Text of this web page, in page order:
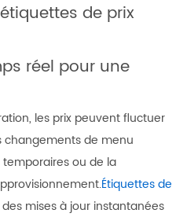
de prix
réel pour une
les prix peuvent fluctuer
de menu
ou de la
Étiquettes de
mises à jour instantanées